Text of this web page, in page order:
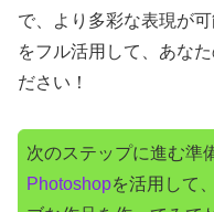
で、より多彩な表現が
をフル活用して、あな
ださい！
次のステップに進む準
Photoshopを活用して